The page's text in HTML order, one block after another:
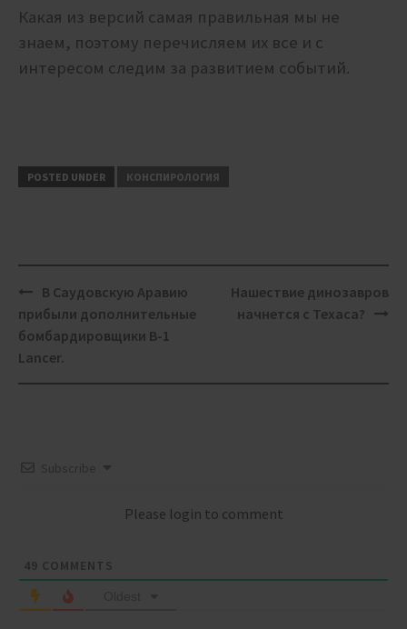
Какая из версий самая правильная мы не
знаем, поэтому перечисляем их все и с
интересом следим за развитием событий.
POSTED UNDER КОНСПИРОЛОГИЯ
Post
navigation
В Саудовскую Аравию
прибыли дополнительные
бомбардировщики B-1
Lancer.
Нашествие динозавров
начнется с Техаса?
Please login to comment
49 COMMENTS